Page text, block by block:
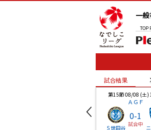
一
TOP
試合結果
第15節 08/08 (土)
ＡＧＦ
Ｓ世田谷
0-1
試合中